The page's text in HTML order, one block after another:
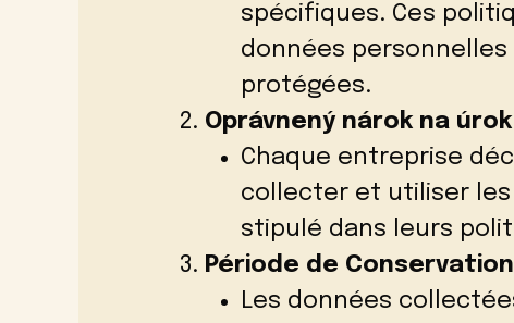
spécifiques. Ces
données
protégées.
Oprávnený nárok na úrok
Chaque entreprise
collecter et utiliser
stipulé dans leurs
Période de
Les données